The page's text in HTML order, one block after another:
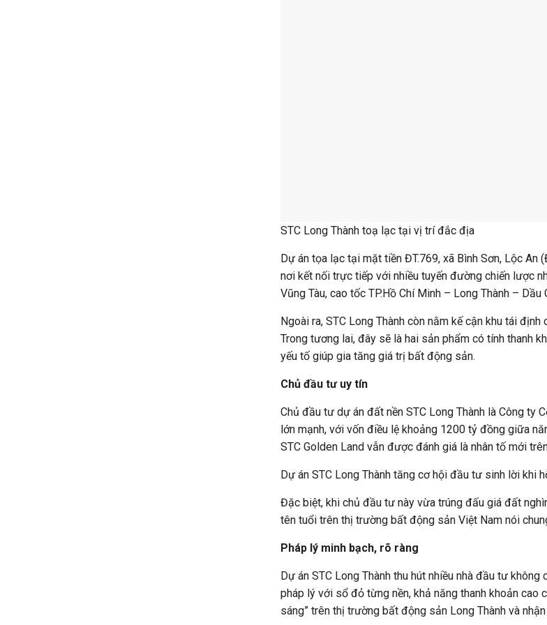
Đặc biệt, khi chủ đầu tư này vừa trúng đấu giá đất
Pháp lý minh bạch, rõ ràng
Dự án STC Long Thành thu hút nhiều nhà đầu tư
pháp lý với sổ đỏ từng nền, khả năng thanh khoản cao
sáng” trên thị trường bất động sản Long Thành và
Hội tụ nhiều tiện ích, dịch vụ cao cấp
Chủ đầu tư dự án STC Long Thành chú trọng xây
cấp bậc nhất nhằm đáp ứng những nhu cầu trong đời
đã chi mạnh tay và dành nhiều tâm huyết để mang
Dự án bao gồm một chuỗi các tiện ích nội khu độc đáo,
café, siêu thị, công viên trung tâm… Các hoạt động
tìm đến.
Trường học, công viên, ngân hàng,… Đặc biệt, cư dân
Vũng Tàu hay các khu công nghiệp lớn của vùng phụ
Nhiều dự án bất động sản mới ra mắt